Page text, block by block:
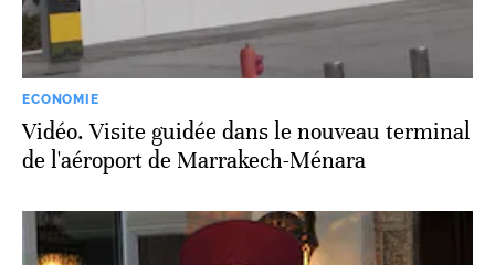
ECONOMIE
Vidéo. Visite guidée dans le nouveau terminal
de l'aéroport de Marrakech-Ménara